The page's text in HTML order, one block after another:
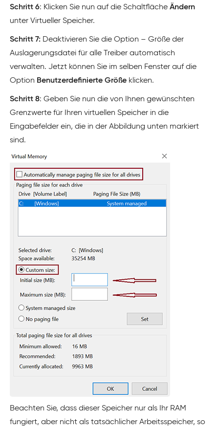
Schritt 6: Klicken Sie nun auf die Schaltfläche Ändern
unter Virtueller Speicher.
Schritt 7: Deaktivieren Sie die Option – Größe der
Auslagerungsdatei für alle Treiber automatisch
verwalten. Jetzt können Sie im selben Fenster auf die
Option Benutzerdefinierte Größe klicken.
Schritt 8: Geben Sie nun die von Ihnen gewünschten
Grenzwerte für Ihren virtuellen Speicher in die
Eingabefelder ein, die in der Abbildung unten markiert
sind.
Beachten Sie, dass dieser Speicher nur als Ihr RAM
fungiert, aber nicht als tatsächlicher Arbeitsspeicher, so